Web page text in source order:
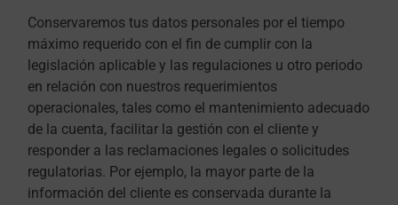
Conservaremos tus datos personales por el tiempo
máximo requerido con el fin de cumplir con la
legislación aplicable y las regulaciones u otro periodo
en relación con nuestros requerimientos
operacionales, tales como el mantenimiento adecuado
de la cuenta, facilitar la gestión con el cliente y
responder a las reclamaciones legales o solicitudes
regulatorias. Por ejemplo, la mayor parte de la
información del cliente es conservada durante la